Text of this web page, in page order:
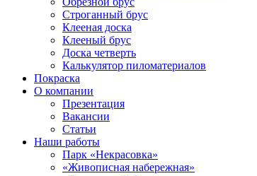
Строганный брус
Клееная доска
Клееный брус
Доска четверть
Калькулятор пиломатериалов
Покраска
О компании
Презентация
Вакансии
Статьи
Наши работы
Парк «Некрасовка»
«Живописная набережная»